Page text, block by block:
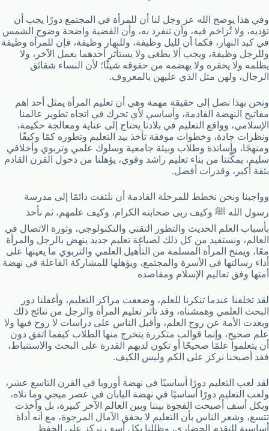
وفي هذا يوضح الله عز وجل لنا أن للمرأة في المجتمع دورًا يجب أن
تؤديه، ولا تُزاحَم فيه، وأن تنفرد به، وأن القضية واضحة وضوح الشمس
في كبد النهار، فكما أن لليل وظيفة، وللنهار وظيفة، فإن للمرأة وظيفة
وللرجل وظيفة، ويجب ألا يطغى ولا يستأثر أحدهما بعمل الآخر، ولا
يظلمه ولا يحقره ولا يهضمه من حقوقه شيئًا؛ لأن النساء شقائق
الرجال، ولهن مثل الذي عليهن بالمعروف.
ونحن بهذا نصل إلى حقيقة مهمة وهي أن تعليم المرأة يمثل أحد اهم
مفاتيح النهضة القادمة، وأساسي لأي تحرك في اتجاه تطوير عالمنا
الإسلامي، وواقع التعليم في بلادنا يحتاج إلى عناية ومعالجة حكيمة،
ونظرات جادة، وخطوات موفقة تأخذ بيد التعليم وتطوره كمًا وكيفًا
ومنهجًا، وأساتذة وطلاب وبيئة جامعية وسلوك علمي وتربوي وأخلاقي
سليم، يمكِّننا من بناء تعليم راشد وقوي، يؤهلنا من دخول القرن القادم
بثقة أكبر، وقدرات أفضل.
وواجبنا ونحن نخطط للمرحلة القادمة أن نلتفت دائمًا إلى مدرسة
رسول الله ﷺ وكيف ربى صحابته الكرام، وكيف علمهم، ثم نأخذ
بأسباب العلم الحديث والتطور التقني والتكنولوجي، وثورة الاتصال في
العالم، ونستفيد من كل ذلك لصياغة تعليم جديد ينهض بالرجل والمرأة
معًا، ويمنح المرأة المسلمة من التأهيل العلمي والتربوي ما يعينها على
أداء رسالتها في الأسرة والمجتمع، ويؤهلها للمشاركة الفاعلة في نهضة
أمتها وفق تعاليم الإسلام ومقاصده
لقد تخلفنا عندما تنكرنا للعلم، وضعفت مراكز التعليم، وأغفلنا دور
البحث العلمي وهمشناه، وقد تأثر تعليم المرأة والرجل من نتائج ذلك
وبعدت الأمة عن روح العلم، وأقبل الناس على دراسات لا روح فيها ولا
علم صحيح، وإنما قوالب متكررة يتخرج منها الطلاب كيفما اتفق دون
أن يتعلموا علمًا صحيحًا أو تكون لديهم القدرة على البحث والاستنباط،
فقد أصبحنا نركز على الكم وليس الكيف.
لقد لعب التعليم دورًا أساسيًا في نهضة أوروبا في القرن التاسع عشر،
ولعب التعليم دورًا أساسيًا في نهضة اليابان في عصر ميجي وما تلاه،
وبكل أسف أصبحت الفجوة بيننا وبين العالم الآخر كبيرة، بل وأخذت
تتسع، وشعر الناس بأن التعليم لا يحقق الآمال المرجوة، مع أنه أداة
أساسية للتقدم الحضاري، وظللنا بكل أسف نركز على الحفظ